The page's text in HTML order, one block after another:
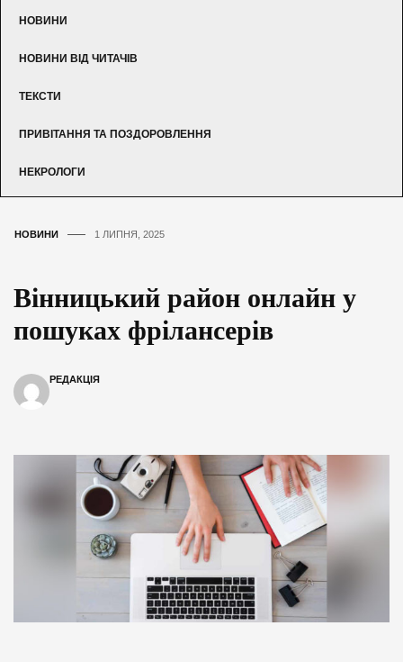
НОВИНИ
НОВИНИ ВІД ЧИТАЧІВ
ТЕКСТИ
ПРИВІТАННЯ ТА ПОЗДОРОВЛЕННЯ
НЕКРОЛОГИ
НОВИНИ 1 ЛИПНЯ, 2025
Вінницький район онлайн у
пошуках фрілансерів
РЕДАКЦІЯ